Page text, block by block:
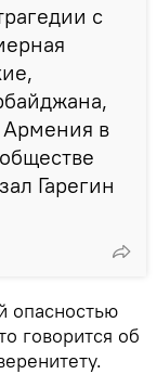
с
Армения в
Гарегин
опасностью
говорится об